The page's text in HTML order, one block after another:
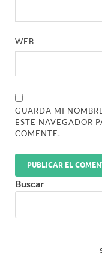
WEB
GUARDA MI
ESTE NAVEGADOR
COMENTE.
Buscar